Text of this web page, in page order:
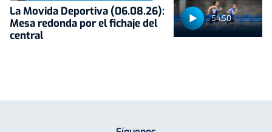
54:50
La Movida Deportiva (06.08.26):
Mesa redonda por el fichaje del
central